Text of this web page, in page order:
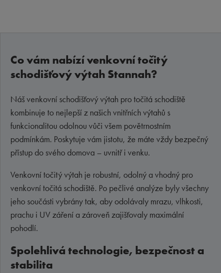
Co vám nabízí venkovní točitý
schodišťový výtah Stannah?
Náš venkovní schodišťový výtah pro točitá schodiště
kombinuje to nejlepší z našich vnitřních výtahů s
funkcionalitou odolnou vůči všem povětrnostním
podmínkám. Poskytuje vám jistotu, že máte vždy bezpečný
přístup do svého domova – uvnitř i venku.
Venkovní točitý výtah je robustní, odolný a vhodný pro
venkovní točitá schodiště. Po pečlivé analýze byly všechny
jeho součásti vybrány tak, aby odolávaly mrazu, vlhkosti,
prachu i UV záření a zároveň zajišťovaly maximální
pohodlí.
Spolehlivá technologie, bezpečnost a
stabilita